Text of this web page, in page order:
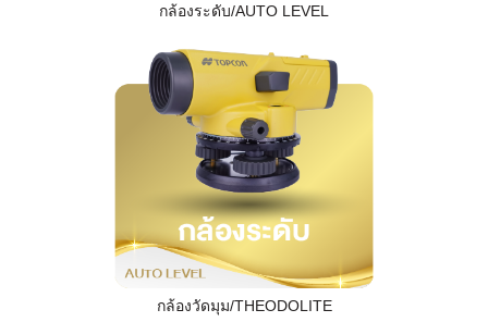
กล้องระดับ/AUTO LEVEL
กล้องวัดมุม/THEODOLITE